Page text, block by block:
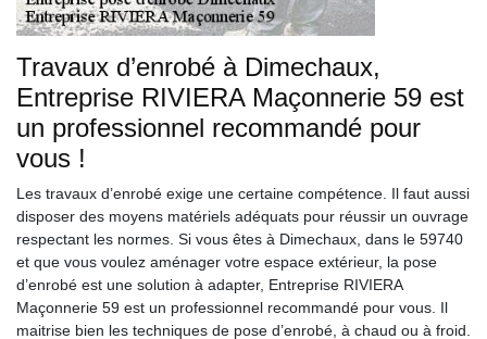
Travaux d’enrobé à Dimechaux,
Entreprise RIVIERA Maçonnerie 59 est
un professionnel recommandé pour
vous !
Les travaux d’enrobé exige une certaine compétence. Il faut aussi
disposer des moyens matériels adéquats pour réussir un ouvrage
respectant les normes. Si vous êtes à Dimechaux, dans le 59740
et que vous voulez aménager votre espace extérieur, la pose
d’enrobé est une solution à adapter, Entreprise RIVIERA
Maçonnerie 59 est un professionnel recommandé pour vous. Il
maitrise bien les techniques de pose d’enrobé, à chaud ou à froid.